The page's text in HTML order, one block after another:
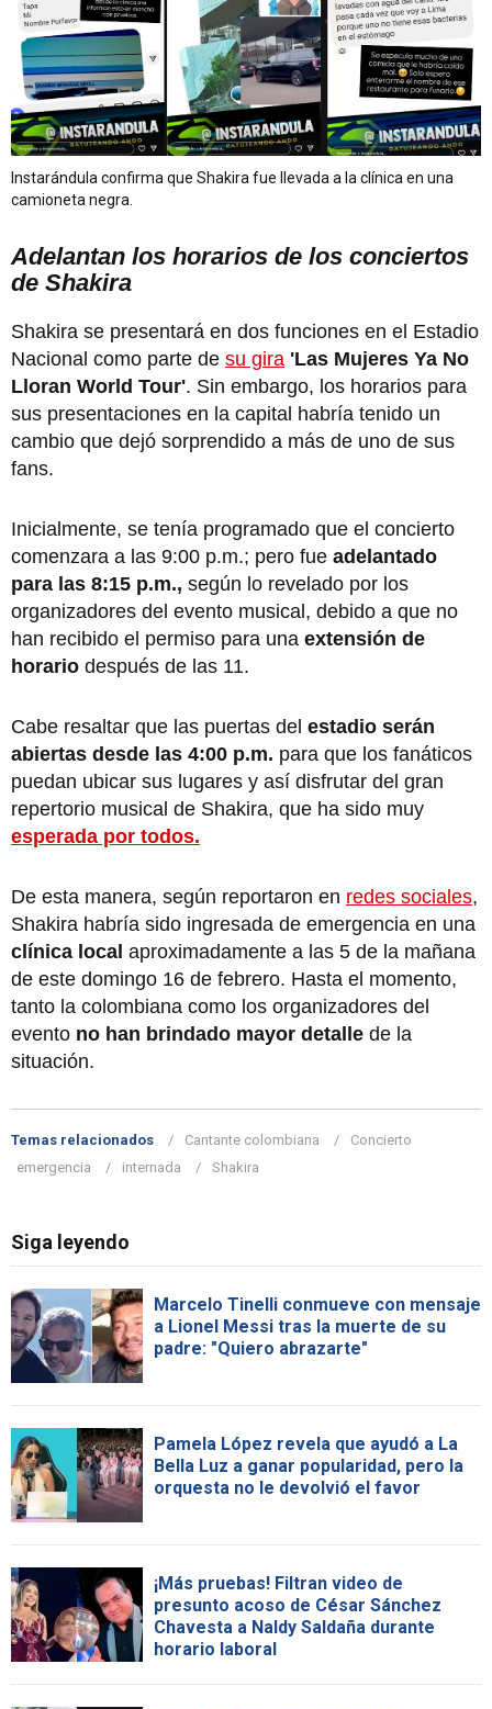
Instarándula confirma que Shakira fue llevada a la clínica en una
camioneta negra.
Adelantan los horarios de los conciertos
de Shakira
Shakira se presentará en dos funciones en el Estadio
Nacional como parte de su gira 'Las Mujeres Ya No
Lloran World Tour'. Sin embargo, los horarios para
sus presentaciones en la capital habría tenido un
cambio que dejó sorprendido a más de uno de sus
fans.
Inicialmente, se tenía programado que el concierto
comenzara a las 9:00 p.m.; pero fue adelantado
para las 8:15 p.m., según lo revelado por los
organizadores del evento musical, debido a que no
han recibido el permiso para una extensión de
horario después de las 11.
Cabe resaltar que las puertas del estadio serán
abiertas desde las 4:00 p.m. para que los fanáticos
puedan ubicar sus lugares y así disfrutar del gran
repertorio musical de Shakira, que ha sido muy
esperada por todos.
De esta manera, según reportaron en redes sociales,
Shakira habría sido ingresada de emergencia en una
clínica local aproximadamente a las 5 de la mañana
de este domingo 16 de febrero. Hasta el momento,
tanto la colombiana como los organizadores del
evento no han brindado mayor detalle de la
situación.
Temas relacionados Cantante colombiana
Concierto
emergencia
internada Shakira
Siga leyendo
Marcelo Tinelli conmueve con mensaje
a Lionel Messi tras la muerte de su
padre: "Quiero abrazarte"
Pamela López revela que ayudó a La
Bella Luz a ganar popularidad, pero la
orquesta no le devolvió el favor
¡Más pruebas! Filtran video de
presunto acoso de César Sánchez
Chavesta a Naldy Saldaña durante
horario laboral